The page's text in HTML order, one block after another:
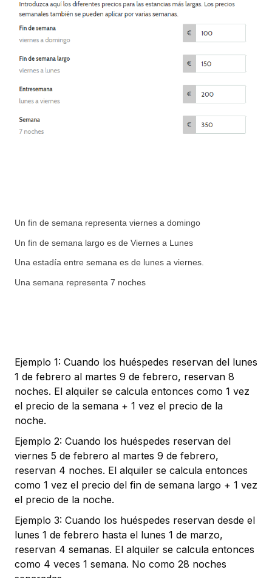
Un fin de semana representa viernes a domingo
Un fin de semana largo es de Viernes a Lunes
Una estadía entre semana es de lunes a viernes.
Una semana representa 7 noches
Ejemplo 1: Cuando los huéspedes reservan del lunes
1 de febrero al martes 9 de febrero, reservan 8
noches. El alquiler se calcula entonces como 1 vez
el precio de la semana + 1 vez el precio de la
noche.
Ejemplo 2: Cuando los huéspedes reservan del
viernes 5 de febrero al martes 9 de febrero,
reservan 4 noches. El alquiler se calcula entonces
como 1 vez el precio del fin de semana largo + 1 vez
el precio de la noche.
Ejemplo 3: Cuando los huéspedes reservan desde el
lunes 1 de febrero hasta el lunes 1 de marzo,
reservan 4 semanas. El alquiler se calcula entonces
como 4 veces 1 semana. No como 28 noches